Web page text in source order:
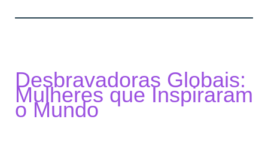
Desbravadoras Globais:
Mulheres que Inspiraram
o Mundo